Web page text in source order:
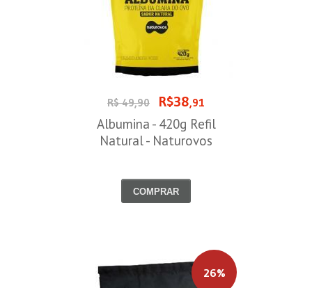
R$ 49,90 R$38,91
Albumina - 420g Refil
Natural - Naturovos
COMPRAR
26%